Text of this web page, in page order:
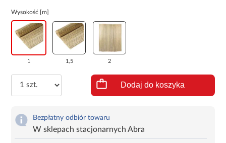
Wysokość [m]
1 1,5 2
Dodaj do koszyka
Bezpłatny odbiór towaru
W sklepach stacjonarnych Abra